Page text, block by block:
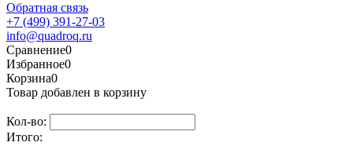
Обратная связь
+7 (499) 391-27-03
info@quadroq.ru
Сравнение0
Избранное0
Корзина0
Товар добавлен в корзину
Кол-во:
Итого: